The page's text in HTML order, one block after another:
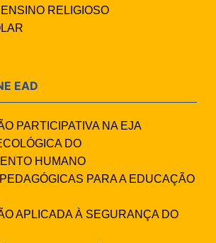
RELIGIOSO
EAD
PARTICIPATIVA NA EJA
DO
HUMANO
PARA A EDUCAÇÃO
APLICADA À SEGURANÇA DO